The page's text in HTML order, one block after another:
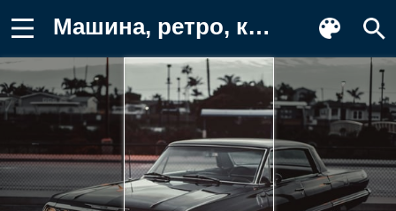
Машина, ретро, классика, ретро Обои на телефон